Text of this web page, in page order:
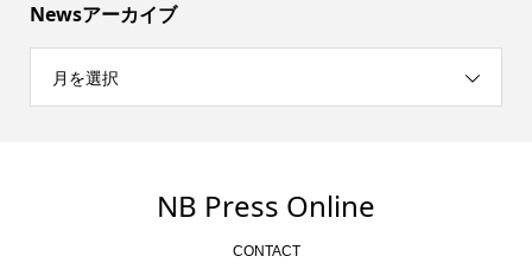
Newsアーカイブ
月を選択
NB Press Online
CONTACT